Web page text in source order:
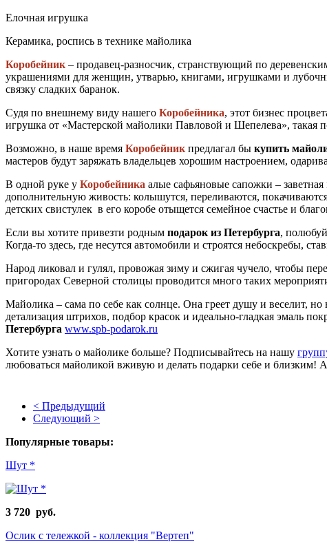
Елочная игрушка
Керамика, роспись в технике майолика
Коробейник – продавец-разносчик, странствующий по
украшениями для женщин, утварью, книгами, игрушками и
связку сладких баранок.
Судя по внешнему виду нашего Коробейника, этот бизнес
игрушка от «Мастерской майолики Павловой и Шепелева», такая
Возможно, в наше время Коробейник предлагал бы купить
мастеров будут заряжать владельцев хорошим настроением,
В одной руке у Коробейника алые сафьяновые сапожки –
дополнительную живость: колышутся, переливаются,
детских свистулек в его коробе отыщется семейное счастье и
Если вы хотите привезти родным подарок из Петербурга,
Когда-то здесь, где несутся автомобили и строятся небоскребы,
Народ ликовал и гулял, провожая зиму и сжигая чучело, чтобы
пригородах Северной столицы проводится много таких
Майолика – сама по себе как солнце. Она греет душу и веселит,
детализация штрихов, подбор красок и идеально-гладкая эмаль
Петербурга www.spb-podarok.ru
Хотите узнать о майолике больше? Подписывайтесь на нашу
любоваться майоликой вживую и делать подарки себе и близким!
< Предыдущий
Следующий >
Популярные товары:
Шут *
3 720 руб.
Ослик с тележкой - коллекция "Вертеп"